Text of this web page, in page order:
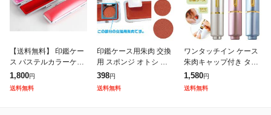
【送料無料】 印鑑ケー
ス パステルカラーケー
ス(ピーチレッド) 13.5
mm用個人印鑑 ハンコ
いんかん 就職祝い 印鑑
1,800円
送料無料
印鑑ケース用朱肉 交換
用 スポンジ オトシ 肉
池 送料無料 交換用 詰
め替え用 詰替え 詰め換
え 詰換え 小 中 大 特大
398円
送料無料
ワンタッチイン ケース
朱肉キャップ付き タニ
エバー 印鑑ケース 10-1
2ミリ用 [送料無料] ( 印
鑑 ワンタッチ おしゃれ
1,580円
送料無料